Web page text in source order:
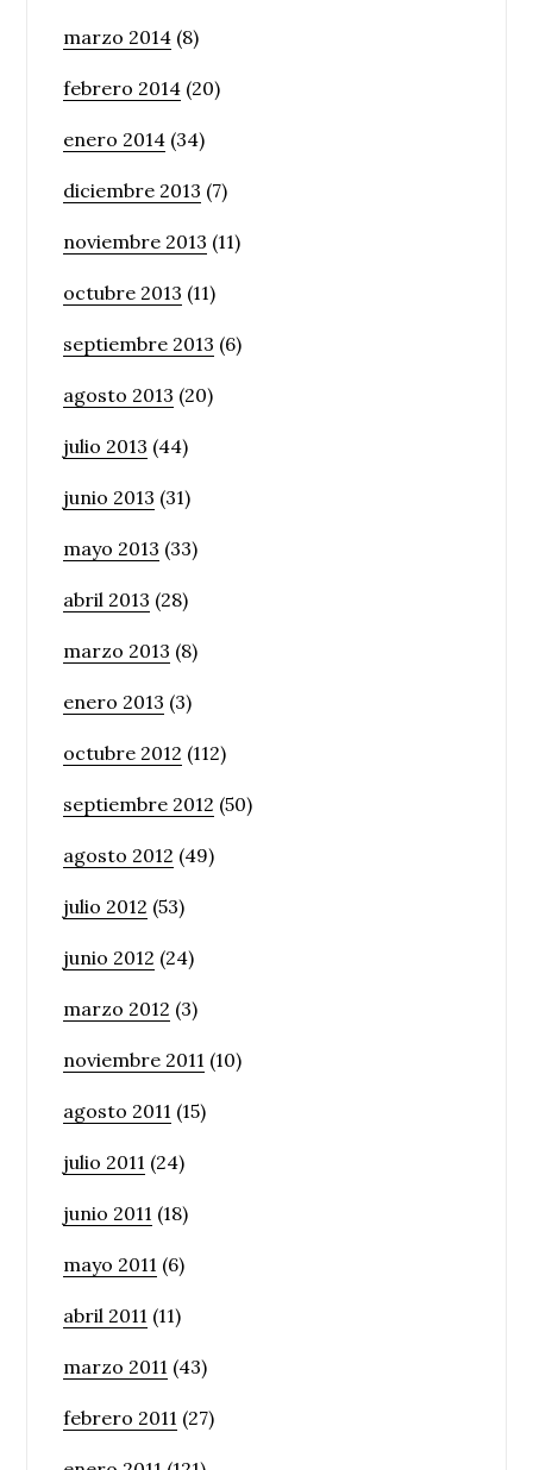
marzo 2014 (8)
febrero 2014 (20)
enero 2014 (34)
diciembre 2013 (7)
noviembre 2013 (11)
octubre 2013 (11)
septiembre 2013 (6)
agosto 2013 (20)
julio 2013 (44)
junio 2013 (31)
mayo 2013 (33)
abril 2013 (28)
marzo 2013 (8)
enero 2013 (3)
octubre 2012 (112)
septiembre 2012 (50)
agosto 2012 (49)
julio 2012 (53)
junio 2012 (24)
marzo 2012 (3)
noviembre 2011 (10)
agosto 2011 (15)
julio 2011 (24)
junio 2011 (18)
mayo 2011 (6)
abril 2011 (11)
marzo 2011 (43)
febrero 2011 (27)